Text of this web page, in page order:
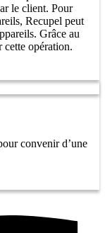
le client. Pour
Recupel peut
Grâce au
cette opération.
convenir d’une